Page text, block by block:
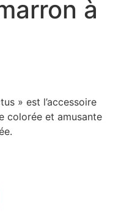
à
» est l’accessoire
colorée et amusante